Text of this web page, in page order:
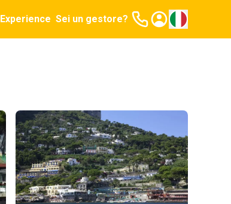
Experience Sei un gestore?